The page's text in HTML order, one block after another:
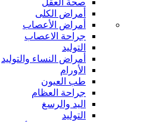
أمراض الكلى
أمراض الأعصاب
جراحة الاعصاب
التوليد
أمراض النساء والتوليد
الأورام
طب العيون
جراحة العظام
اليد والرسغ
التوليد